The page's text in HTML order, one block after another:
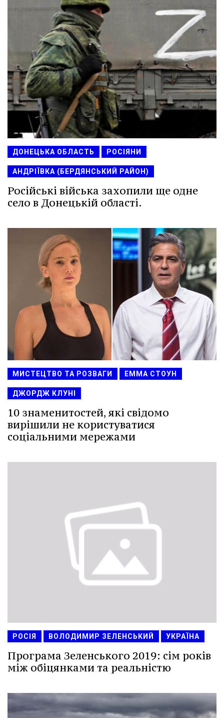
ДОНЕЦЬКА ОБЛАСТЬ РОСІЯНИ
АНДРІЇВКА (БЕРДЯНСЬКИЙ РАЙОН)
Російські війська захопили ще одне
село в Донецькій області.
МИСТЕЦТВО ТА РОЗВАГИ ЕММА СТОУН
ДЖОРДЖ КЛУНІ
10 знаменитостей, які свідомо
вирішили не користуватися
соціальними мережами
РОСІЯ ВОЛОДИМИР ЗЕЛЕНСЬКИЙ УКРАЇНА
Програма Зеленського 2019: сім років
між обіцянками та реальністю